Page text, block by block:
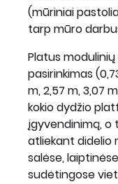
(mūriniai
tarp mūro
Platus
pasirinkimas
m, 2,57 m, 3,07
kokio dydžio
įgyvendinimą, o
atliekant didelio
salėse,
sudėtingose